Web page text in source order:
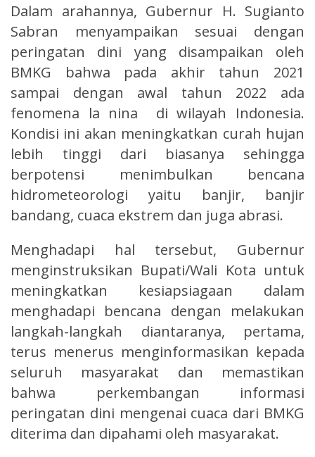
Dalam arahannya, Gubernur H. Sugianto
Sabran menyampaikan sesuai dengan
peringatan dini yang disampaikan oleh
BMKG bahwa pada akhir tahun 2021
sampai dengan awal tahun 2022 ada
fenomena la nina di wilayah Indonesia.
Kondisi ini akan meningkatkan curah hujan
lebih tinggi dari biasanya sehingga
berpotensi menimbulkan bencana
hidrometeorologi yaitu banjir, banjir
bandang, cuaca ekstrem dan juga abrasi.
Menghadapi hal tersebut, Gubernur
menginstruksikan Bupati/Wali Kota untuk
meningkatkan kesiapsiagaan dalam
menghadapi bencana dengan melakukan
langkah-langkah diantaranya, pertama,
terus menerus menginformasikan kepada
seluruh masyarakat dan memastikan
bahwa perkembangan informasi
peringatan dini mengenai cuaca dari BMKG
diterima dan dipahami oleh masyarakat.